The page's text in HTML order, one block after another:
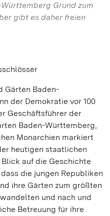
Grund zum
gibt es daher freien
Gärten Baden-
der Demokratie vor 100
Geschäftsführer der
Baden-Württemberg,
Monarchien markiert
heutigen staatlichen
auf die Geschichte
die jungen Republiken
ihre Gärten zum größten
und nach und
Betreuung für ihre